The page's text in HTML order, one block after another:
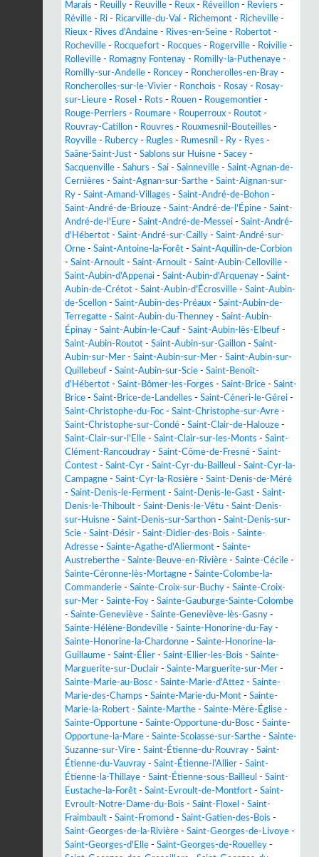
Marais - Reuilly - Reuville - Reux - Réveillon - Reviers -
Réville - Ri - Ricarville-du-Val - Richemont - Richeville -
Rieux - Rives d'Andaine - Rives-en-Seine - Robertot -
Rocheville - Rocquefort - Rocques - Rogerville - Roiville -
Rolleville - Romagny Fontenay - Romilly-la-Puthenaye -
Romilly-sur-Andelle - Roncey - Roncherolles-en-Bray -
Roncherolles-sur-le-Vivier - Ronchois - Rosay - Rosay-
sur-Lieure - Rosel - Rots - Rouen - Rougemontier -
Rouge-Perriers - Roumare - Rouperroux - Routot -
Rouvray-Catillon - Rouvres - Rouxmesnil-Bouteilles -
Royville - Rubercy - Rugles - Rumesnil - Ry - Ryes -
Saâne-Saint-Just - Sablons sur Huisne - Sacey -
Sacquenville - Sahurs - Sai - Sainneville - Saint-Agnan-de-
Cernières - Saint-Agnan-sur-Sarthe - Saint-Aignan-sur-
Ry - Saint-Amand-Villages - Saint-André-de-Bohon -
Saint-André-de-Briouze - Saint-André-de-l'Épine - Saint-
André-de-l'Eure - Saint-André-de-Messei - Saint-André-
d'Hébertot - Saint-André-sur-Cailly - Saint-André-sur-
Orne - Saint-Antoine-la-Forêt - Saint-Aquilin-de-Corbion
- Saint-Arnoult - Saint-Arnoult - Saint-Aubin-Celloville -
Saint-Aubin-d'Appenai - Saint-Aubin-d'Arquenay - Saint-
Aubin-de-Crétot - Saint-Aubin-d'Écrosville - Saint-Aubin-
de-Scellon - Saint-Aubin-des-Préaux - Saint-Aubin-de-
Terregatte - Saint-Aubin-du-Thenney - Saint-Aubin-
Épinay - Saint-Aubin-le-Cauf - Saint-Aubin-lès-Elbeuf -
Saint-Aubin-Routot - Saint-Aubin-sur-Gaillon - Saint-
Aubin-sur-Mer - Saint-Aubin-sur-Mer - Saint-Aubin-sur-
Quillebeuf - Saint-Aubin-sur-Scie - Saint-Benoît-
d'Hébertot - Saint-Bômer-les-Forges - Saint-Brice - Saint-
Brice - Saint-Brice-de-Landelles - Saint-Céneri-le-Gérei -
Saint-Christophe-du-Foc - Saint-Christophe-sur-Avre -
Saint-Christophe-sur-Condé - Saint-Clair-de-Halouze -
Saint-Clair-sur-l'Elle - Saint-Clair-sur-les-Monts - Saint-
Clément-Rancoudray - Saint-Côme-de-Fresné - Saint-
Contest - Saint-Cyr - Saint-Cyr-du-Bailleul - Saint-Cyr-la-
Campagne - Saint-Cyr-la-Rosière - Saint-Denis-de-Méré
- Saint-Denis-le-Ferment - Saint-Denis-le-Gast - Saint-
Denis-le-Thiboult - Saint-Denis-le-Vêtu - Saint-Denis-
sur-Huisne - Saint-Denis-sur-Sarthon - Saint-Denis-sur-
Scie - Saint-Désir - Saint-Didier-des-Bois - Sainte-
Adresse - Sainte-Agathe-d'Aliermont - Sainte-
Austreberthe - Sainte-Beuve-en-Rivière - Sainte-Cécile -
Sainte-Céronne-lès-Mortagne - Sainte-Colombe-la-
Commanderie - Sainte-Croix-sur-Buchy - Sainte-Croix-
sur-Mer - Sainte-Foy - Sainte-Gauburge-Sainte-Colombe
- Sainte-Geneviève - Sainte-Geneviève-lès-Gasny -
Sainte-Hélène-Bondeville - Sainte-Honorine-du-Fay -
Sainte-Honorine-la-Chardonne - Sainte-Honorine-la-
Guillaume - Saint-Élier - Saint-Ellier-les-Bois - Sainte-
Marguerite-sur-Duclair - Sainte-Marguerite-sur-Mer -
Sainte-Marie-au-Bosc - Sainte-Marie-d'Attez - Sainte-
Marie-des-Champs - Sainte-Marie-du-Mont - Sainte-
Marie-la-Robert - Sainte-Marthe - Sainte-Mère-Église -
Sainte-Opportune - Sainte-Opportune-du-Bosc - Sainte-
Opportune-la-Mare - Sainte-Scolasse-sur-Sarthe - Sainte-
Suzanne-sur-Vire - Saint-Étienne-du-Rouvray - Saint-
Étienne-du-Vauvray - Saint-Étienne-l'Allier - Saint-
Étienne-la-Thillaye - Saint-Étienne-sous-Bailleul - Saint-
Eustache-la-Forêt - Saint-Evroult-de-Montfort - Saint-
Evroult-Notre-Dame-du-Bois - Saint-Floxel - Saint-
Fraimbault - Saint-Fromond - Saint-Gatien-des-Bois -
Saint-Georges-de-la-Rivière - Saint-Georges-de-Livoye -
Saint-Georges-d'Elle - Saint-Georges-de-Rouelley -